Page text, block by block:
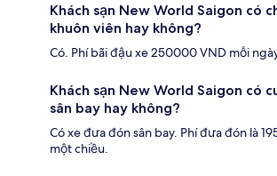
Khách sạn New World Saigon có
khuôn viên hay không?
Có. Phí bãi đậu xe 250000 VND mỗi
Khách sạn New World Saigon có
sân bay hay không?
Có xe đưa đón sân bay. Phí đưa đón là
một chiều.